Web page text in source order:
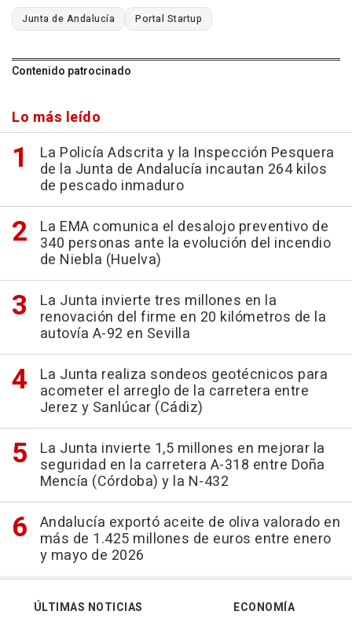
Junta de Andalucía Portal Startup
Contenido patrocinado
Lo más leído
La Policía Adscrita y la Inspección Pesquera
de la Junta de Andalucía incautan 264 kilos
de pescado inmaduro
La EMA comunica el desalojo preventivo de
340 personas ante la evolución del incendio
de Niebla (Huelva)
La Junta invierte tres millones en la
renovación del firme en 20 kilómetros de la
autovía A-92 en Sevilla
La Junta realiza sondeos geotécnicos para
acometer el arreglo de la carretera entre
Jerez y Sanlúcar (Cádiz)
La Junta invierte 1,5 millones en mejorar la
seguridad en la carretera A-318 entre Doña
Mencía (Córdoba) y la N-432
Andalucía exportó aceite de oliva valorado en
más de 1.425 millones de euros entre enero
y mayo de 2026
ÚLTIMAS NOTICIAS
ECONOMÍA